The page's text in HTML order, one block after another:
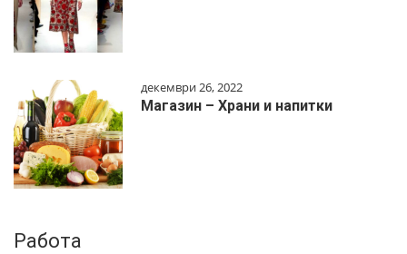
декември 26, 2022
Магазин – Храни и напитки
Работа